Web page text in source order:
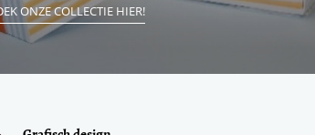
ONZE COLLECTIE HIER!